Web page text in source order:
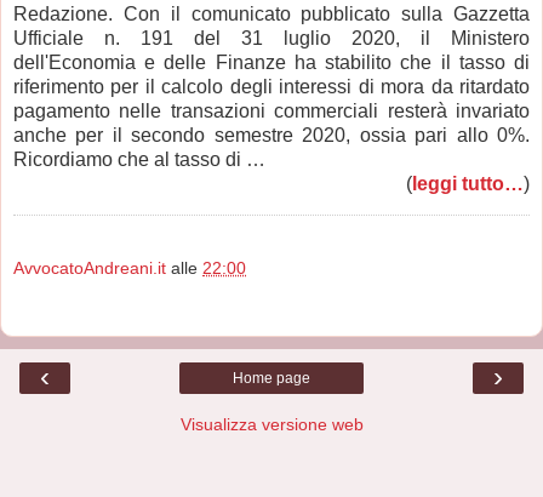
Redazione. Con il comunicato pubblicato sulla Gazzetta
Ufficiale n. 191 del 31 luglio 2020, il Ministero
dell'Economia e delle Finanze ha stabilito che il tasso di
riferimento per il calcolo degli interessi di mora da ritardato
pagamento nelle transazioni commerciali resterà invariato
anche per il secondo semestre 2020, ossia pari allo 0%.
Ricordiamo che al tasso di …
( leggi tutto…)
AvvocatoAndreani.it alle 22:00
‹ ›
Home page
Visualizza versione web